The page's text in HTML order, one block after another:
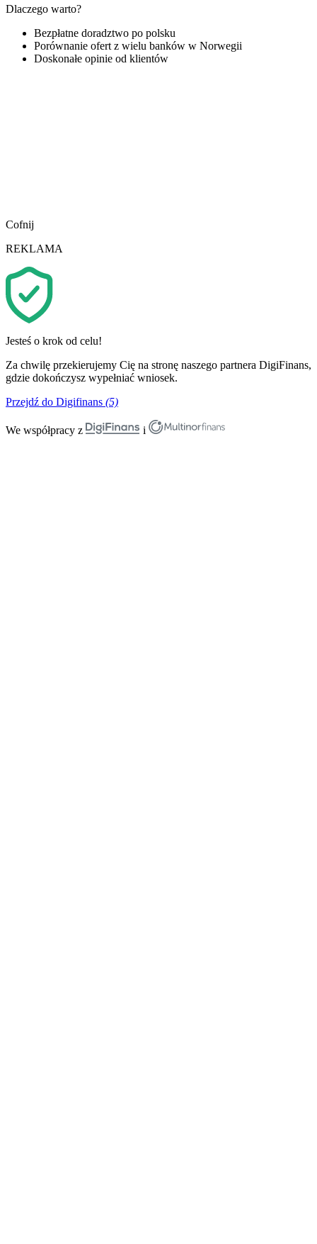
Dlaczego warto?
Bezpłatne doradztwo po polsku
Porównanie ofert z wielu banków w Norwegii
Doskonałe opinie od klientów
Cofnij
REKLAMA
Jesteś o krok od celu!
Za chwilę przekierujemy Cię na stronę naszego partnera DigiFinans,
gdzie dokończysz wypełniać wniosek.
Przejdź do Digifinans (5)
We współpracy z i